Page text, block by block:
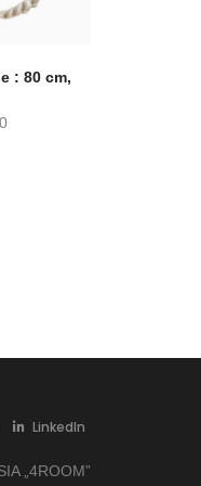
: 80 cm,
Current
LinkedIn
„4ROOM”